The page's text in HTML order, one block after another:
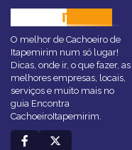
ITAPEMIRIM
O melhor de Cachoeiro de
Itapemirim num só lugar!
Dicas, onde ir, o que fazer, as
melhores empresas, locais,
serviços e muito mais no
guia Encontra
CachoeiroItapemirim.